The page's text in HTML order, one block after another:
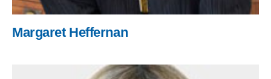
Margaret Heffernan